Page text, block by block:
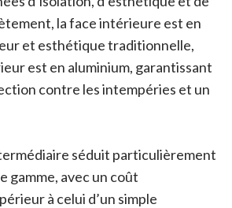
la face intérieure est en
et esthétique traditionnelle,
est en aluminium, garantissant
contre les intempéries et un
séduit particulièrement
gamme, avec un coût
à celui d’un simple